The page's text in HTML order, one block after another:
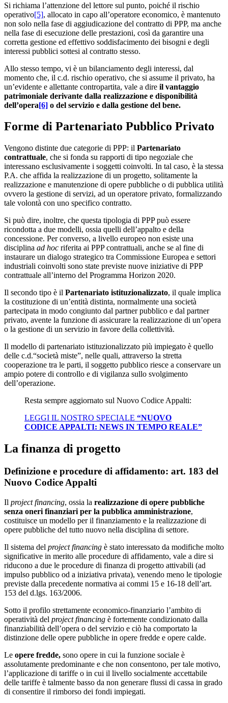
Si richiama l’attenzione del lettore sul punto, poiché il rischio
operativo[5], allocato in capo all’operatore economico, è mantenuto
non solo nella fase di aggiudicazione del contratto di PPP, ma anche
nella fase di esecuzione delle prestazioni, così da garantire una
corretta gestione ed effettivo soddisfacimento dei bisogni e degli
interessi pubblici sottesi al contratto stesso.
Allo stesso tempo, vi è un bilanciamento degli interessi, dal
momento che, il c.d. rischio operativo, che si assume il privato, ha
un’evidente e allettante contropartita, vale a dire il vantaggio
patrimoniale derivante dalla realizzazione e disponibilità
dell’opera[6] o del servizio e dalla gestione del bene.
Forme di Partenariato Pubblico Privato
Vengono distinte due categorie di PPP: il Partenariato
contrattuale, che si fonda su rapporti di tipo negoziale che
interessano esclusivamente i soggetti coinvolti. In tal caso, è la stessa
P.A. che affida la realizzazione di un progetto, solitamente la
realizzazione e manutenzione di opere pubbliche o di pubblica utilità
ovvero la gestione di servizi, ad un operatore privato, formalizzando
tale volontà con uno specifico contratto.
Si può dire, inoltre, che questa tipologia di PPP può essere
ricondotta a due modelli, ossia quelli dell’appalto e della
concessione. Per converso, a livello europeo non esiste una
disciplina ad hoc riferita ai PPP contrattuali, anche se al fine di
instaurare un dialogo strategico tra Commissione Europea e settori
industriali coinvolti sono state previste nuove iniziative di PPP
contrattuale all’interno del Programma Horizon 2020.
Il secondo tipo è il Partenariato istituzionalizzato, il quale implica
la costituzione di un’entità distinta, normalmente una società
partecipata in modo congiunto dal partner pubblico e dal partner
privato, avente la funzione di assicurare la realizzazione di un’opera
o la gestione di un servizio in favore della collettività.
Il modello di partenariato istituzionalizzato più impiegato è quello
delle c.d.“società miste”, nelle quali, attraverso la stretta
cooperazione tra le parti, il soggetto pubblico riesce a conservare un
ampio potere di controllo e di vigilanza sullo svolgimento
dell’operazione.
Resta sempre aggiornato sul Nuovo Codice Appalti:
LEGGI IL NOSTRO SPECIALE “NUOVO
CODICE APPALTI: NEWS IN TEMPO REALE”
La finanza di progetto
Definizione e procedure di affidamento: art. 183 del
Nuovo Codice Appalti
Il project financing, ossia la realizzazione di opere pubbliche
senza oneri finanziari per la pubblica amministrazione,
costituisce un modello per il finanziamento e la realizzazione di
opere pubbliche del tutto nuovo nella disciplina di settore.
Il sistema del project financing è stato interessato da modifiche molto
significative in merito alle procedure di affidamento, vale a dire si
riducono a due le procedure di finanza di progetto attivabili (ad
impulso pubblico od a iniziativa privata), venendo meno le tipologie
previste dalla precedente normativa ai commi 15 e 16-18 dell’art.
153 del d.lgs. 163/2006.
Sotto il profilo strettamente economico-finanziario l’ambito di
operatività del project financing è fortemente condizionato dalla
finanziabilità dell’opera o del servizio e ciò ha comportato la
distinzione delle opere pubbliche in opere fredde e opere calde.
Le opere fredde, sono opere in cui la funzione sociale è
assolutamente predominante e che non consentono, per tale motivo,
l’applicazione di tariffe o in cui il livello socialmente accettabile
delle tariffe è talmente basso da non generare flussi di cassa in grado
di consentire il rimborso dei fondi impiegati.